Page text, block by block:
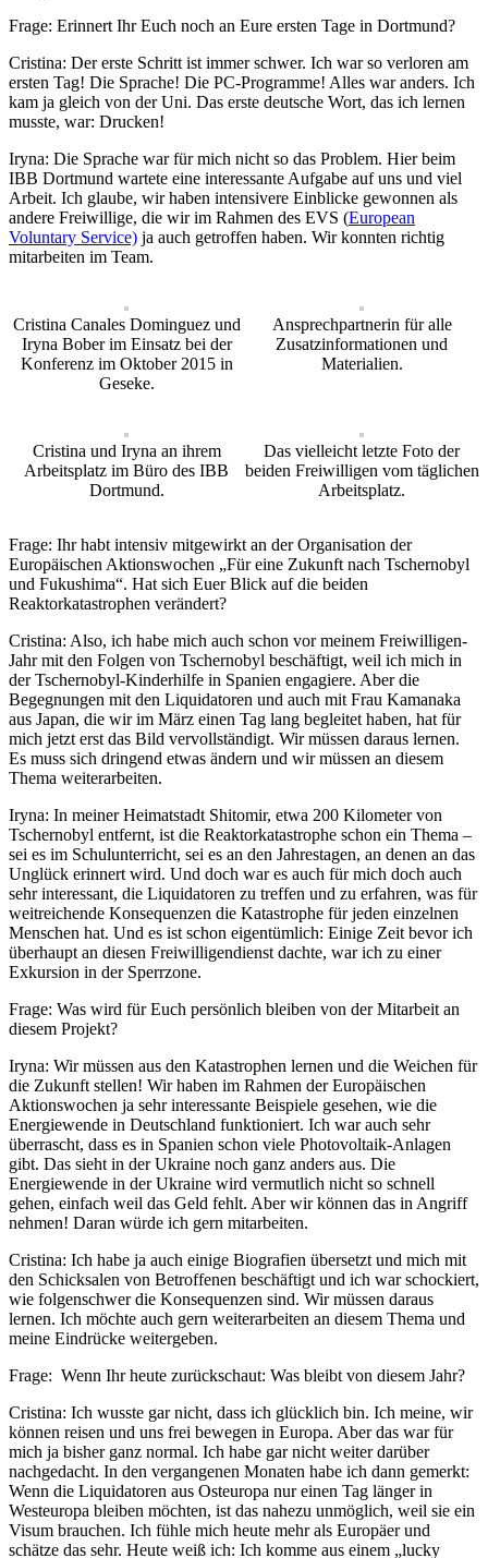
Frage: Erinnert Ihr Euch noch an Eure ersten Tage in Dortmund?
Cristina: Der erste Schritt ist immer schwer. Ich war so verloren am
ersten Tag! Die Sprache! Die PC-Programme! Alles war anders. Ich
kam ja gleich von der Uni. Das erste deutsche Wort, das ich lernen
musste, war: Drucken!
Iryna: Die Sprache war für mich nicht so das Problem. Hier beim
IBB Dortmund wartete eine interessante Aufgabe auf uns und viel
Arbeit. Ich glaube, wir haben intensivere Einblicke gewonnen als
andere Freiwillige, die wir im Rahmen des EVS (European
Voluntary Service) ja auch getroffen haben. Wir konnten richtig
mitarbeiten im Team.
Cristina Canales Dominguez und
Iryna Bober im Einsatz bei der
Konferenz im Oktober 2015 in
Geseke.
Ansprechpartnerin für alle
Zusatzinformationen und
Materialien.
Cristina und Iryna an ihrem
Arbeitsplatz im Büro des IBB
Dortmund.
Das vielleicht letzte Foto der
beiden Freiwilligen vom täglichen
Arbeitsplatz.
Frage: Ihr habt intensiv mitgewirkt an der Organisation der
Europäischen Aktionswochen „Für eine Zukunft nach Tschernobyl
und Fukushima“. Hat sich Euer Blick auf die beiden
Reaktorkatastrophen verändert?
Cristina: Also, ich habe mich auch schon vor meinem Freiwilligen-
Jahr mit den Folgen von Tschernobyl beschäftigt, weil ich mich in
der Tschernobyl-Kinderhilfe in Spanien engagiere. Aber die
Begegnungen mit den Liquidatoren und auch mit Frau Kamanaka
aus Japan, die wir im März einen Tag lang begleitet haben, hat für
mich jetzt erst das Bild vervollständigt. Wir müssen daraus lernen.
Es muss sich dringend etwas ändern und wir müssen an diesem
Thema weiterarbeiten.
Iryna: In meiner Heimatstadt Shitomir, etwa 200 Kilometer von
Tschernobyl entfernt, ist die Reaktorkatastrophe schon ein Thema –
sei es im Schulunterricht, sei es an den Jahrestagen, an denen an das
Unglück erinnert wird. Und doch war es auch für mich doch auch
sehr interessant, die Liquidatoren zu treffen und zu erfahren, was für
weitreichende Konsequenzen die Katastrophe für jeden einzelnen
Menschen hat. Und es ist schon eigentümlich: Einige Zeit bevor ich
überhaupt an diesen Freiwilligendienst dachte, war ich zu einer
Exkursion in der Sperrzone.
Frage: Was wird für Euch persönlich bleiben von der Mitarbeit an
diesem Projekt?
Iryna: Wir müssen aus den Katastrophen lernen und die Weichen für
die Zukunft stellen! Wir haben im Rahmen der Europäischen
Aktionswochen ja sehr interessante Beispiele gesehen, wie die
Energiewende in Deutschland funktioniert. Ich war auch sehr
überrascht, dass es in Spanien schon viele Photovoltaik-Anlagen
gibt. Das sieht in der Ukraine noch ganz anders aus. Die
Energiewende in der Ukraine wird vermutlich nicht so schnell
gehen, einfach weil das Geld fehlt. Aber wir können das in Angriff
nehmen! Daran würde ich gern mitarbeiten.
Cristina: Ich habe ja auch einige Biografien übersetzt und mich mit
den Schicksalen von Betroffenen beschäftigt und ich war schockiert,
wie folgenschwer die Konsequenzen sind. Wir müssen daraus
lernen. Ich möchte auch gern weiterarbeiten an diesem Thema und
meine Eindrücke weitergeben.
Frage: Wenn Ihr heute zurückschaut: Was bleibt von diesem Jahr?
Cristina: Ich wusste gar nicht, dass ich glücklich bin. Ich meine, wir
können reisen und uns frei bewegen in Europa. Aber das war für
mich ja bisher ganz normal. Ich habe gar nicht weiter darüber
nachgedacht. In den vergangenen Monaten habe ich dann gemerkt:
Wenn die Liquidatoren aus Osteuropa nur einen Tag länger in
Westeuropa bleiben möchten, ist das nahezu unmöglich, weil sie ein
Visum brauchen. Ich fühle mich heute mehr als Europäer und
schätze das sehr. Heute weiß ich: Ich komme aus einem „lucky